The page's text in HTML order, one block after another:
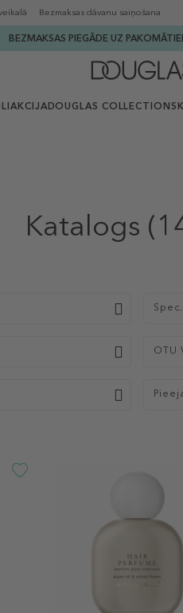
Bezmaksas dāvanu saiņošana
BEZMAKSAS PIEGĀDE UZ
AKCIJADOUGLAS COLLECTION
Katalogs
OTU